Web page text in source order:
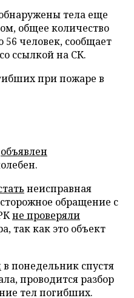
тела еще
общее количество
человек, сообщает
со ссылкой на СК.
при пожаре в
объявлен
неисправная
обращение с
не проверяли
так как это объект
в понедельник спустя
проводится разбор
тел погибших.